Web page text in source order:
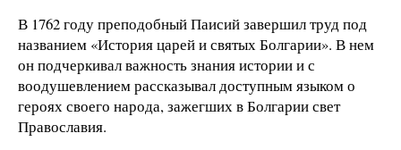
В 1762 году преподобный Паисий завершил труд под
названием «История царей и святых Болгарии». В нем
он подчеркивал важность знания истории и с
воодушевлением рассказывал доступным языком о
героях своего народа, зажегших в Болгарии свет
Православия.